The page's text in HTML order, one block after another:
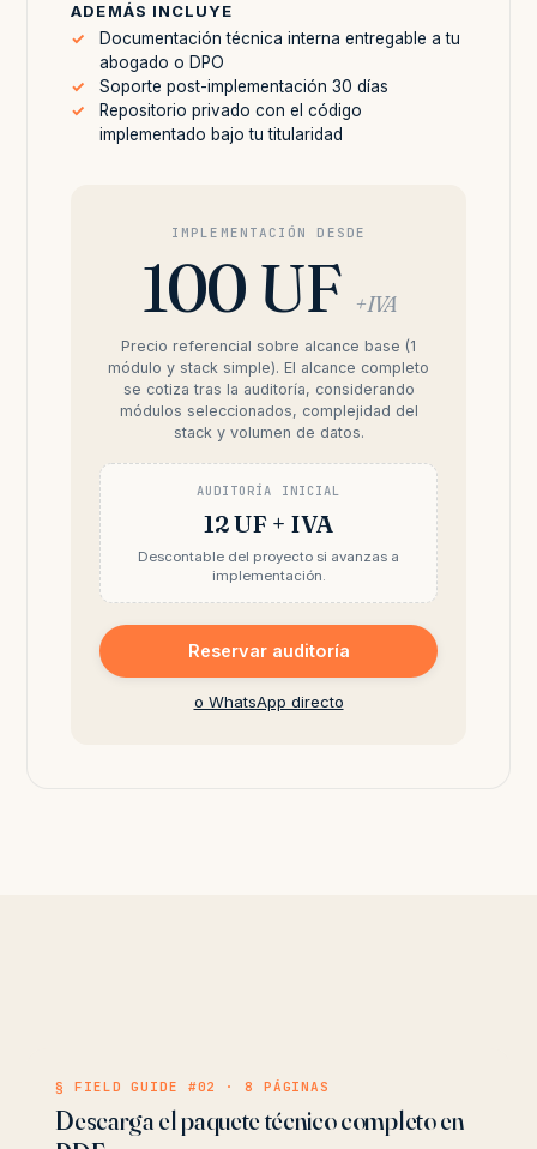
ADEMÁS INCLUYE
Documentación técnica interna entregable a tu
abogado o DPO
Soporte post-implementación 30 días
Repositorio privado con el código
implementado bajo tu titularidad
IMPLEMENTACIÓN DESDE
100 UF + IVA
Precio referencial sobre alcance base (1
módulo y stack simple). El alcance completo
se cotiza tras la auditoría, considerando
módulos seleccionados, complejidad del
stack y volumen de datos.
AUDITORÍA INICIAL
12 UF + IVA
Descontable del proyecto si avanzas a
implementación.
Reservar auditoría
o WhatsApp directo
§ FIELD GUIDE #02 · 8 PÁGINAS
Descarga el paquete técnico completo en